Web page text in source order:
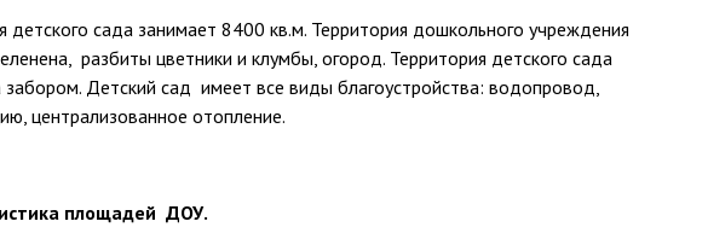
детского сада занимает 8400 кв.м. Территория дошкольного учреждения
разбиты цветники и клумбы, огород. Территория детского сада
Детский сад имеет все виды благоустройства: водопровод,
централизованное отопление.
площадей ДОУ.